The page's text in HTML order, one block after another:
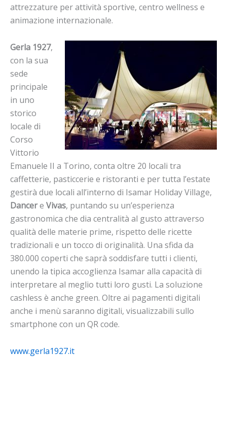
attrezzature per attività sportive, centro wellness e
animazione internazionale.
Gerla 1927,
con la sua
sede
principale
in uno
storico
locale di
Corso
Vittorio
Emanuele II a Torino, conta oltre 20 locali tra
caffetterie, pasticcerie e ristoranti e per tutta l’estate
gestirà due locali all’interno di Isamar Holiday Village,
Dancere Vivas, puntando su un’esperienza
gastronomica che dia centralità al gusto attraverso
qualità delle materie prime, rispetto delle ricette
tradizionali e un tocco di originalità. Una sfida da
380.000 coperti che saprà soddisfare tutti i clienti,
unendo la tipica accoglienza Isamar alla capacità di
interpretare al meglio tutti loro gusti. La soluzione
cashless è anche green. Oltre ai pagamenti digitali
anche i menù saranno digitali, visualizzabili sullo
smartphone con un QR code.
www.gerla1927.it